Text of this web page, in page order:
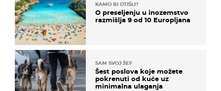
KAMO BI OTIŠLI?
O preseljenju u inozemstvo
razmišlja 9 od 10 Europljana
SAM SVOJ ŠEF
Šest poslova koje možete
pokrenuti od kuće uz
minimalna ulaganja